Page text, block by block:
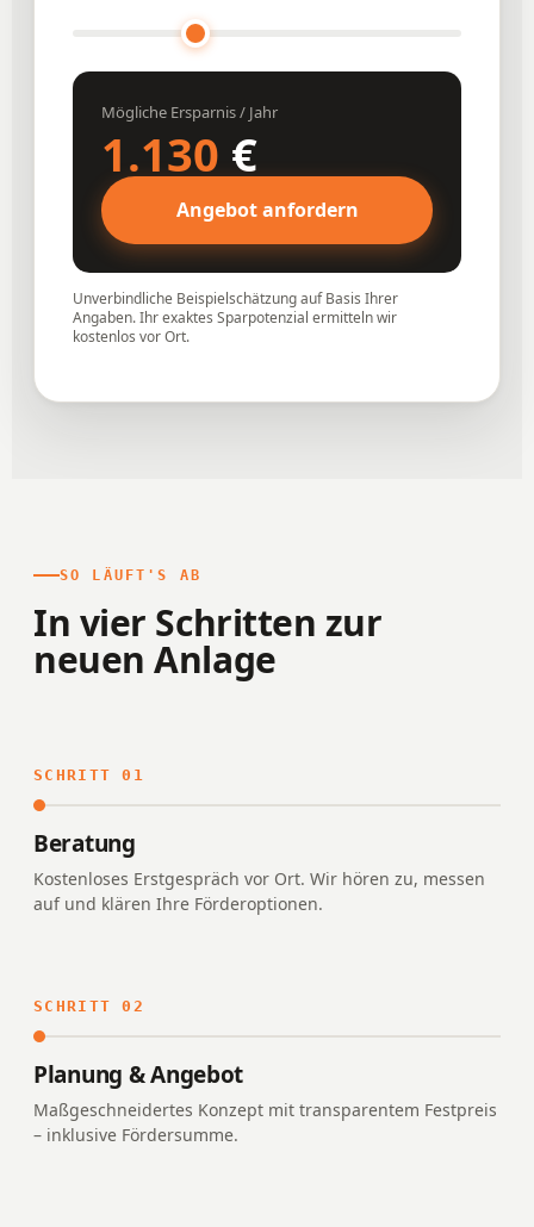
Mögliche Ersparnis / Jahr
1.130 €
Angebot anfordern
Unverbindliche Beispielschätzung auf Basis Ihrer
Angaben. Ihr exaktes Sparpotenzial ermitteln wir
kostenlos vor Ort.
SO LÄUFT'S AB
In vier Schritten zur
neuen Anlage
SCHRITT 01
Beratung
Kostenloses Erstgespräch vor Ort. Wir hören zu, messen
auf und klären Ihre Förderoptionen.
SCHRITT 02
Planung & Angebot
Maßgeschneidertes Konzept mit transparentem Festpreis
– inklusive Fördersumme.